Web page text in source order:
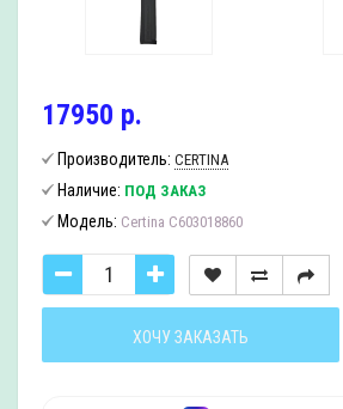
17950 р.
Производитель: CERTINA
Наличие: ПОД ЗАКАЗ
Модель: Certina C603018860
ХОЧУ ЗАКАЗАТЬ